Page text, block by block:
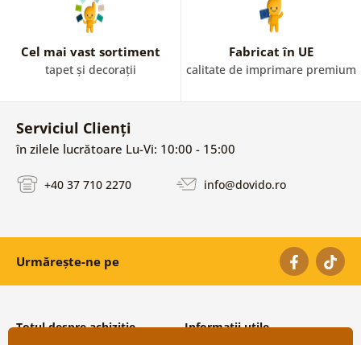
Cel mai vast sortiment
tapet și decorații
Fabricat în UE
calitate de imprimare premium
Serviciul Clienți
în zilele lucrătoare Lu-Vi: 10:00 - 15:00
+40 37 710 2270 info@dovido.ro
Urmărește-ne pe
Totul despre achiziție Informații utile